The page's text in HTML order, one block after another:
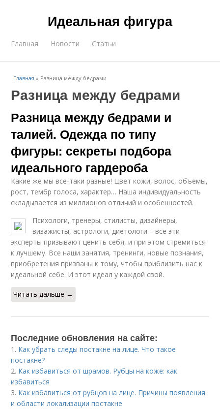
Идеальная фигура
Главная Новости Статьи
Главная » Разница между бедрами
Разница между бедрами
Разница между бедрами и
талией. Одежда по типу
фигуры: секреты подбора
идеального гардероба
Какие же мы все-таки разные! Цвет кожи, волос, объемы,
рост, тембр голоса, характер… Наша индивидуальность
складывается из миллионов отличий и особенностей.
Психологи, тренеры, стилисты, дизайнеры,
визажисты, астрологи, диетологи – все эти
эксперты призывают ценить себя, и при этом стремиться
к лучшему. Все наши занятия, тренинги, новые познания,
приобретения призваны к тому, чтобы приблизить нас к
идеальной себе. И этот идеал у каждой свой.
Читать дальше →
Последние обновления на сайте:
1. Как убрать следы постакне на лице. Что такое
постакне?
2. Как избавиться от шрамов. Рубцы на коже: как
избавиться
3. Как избавиться от рубцов на лице. Причины появления
и области локализации постакне